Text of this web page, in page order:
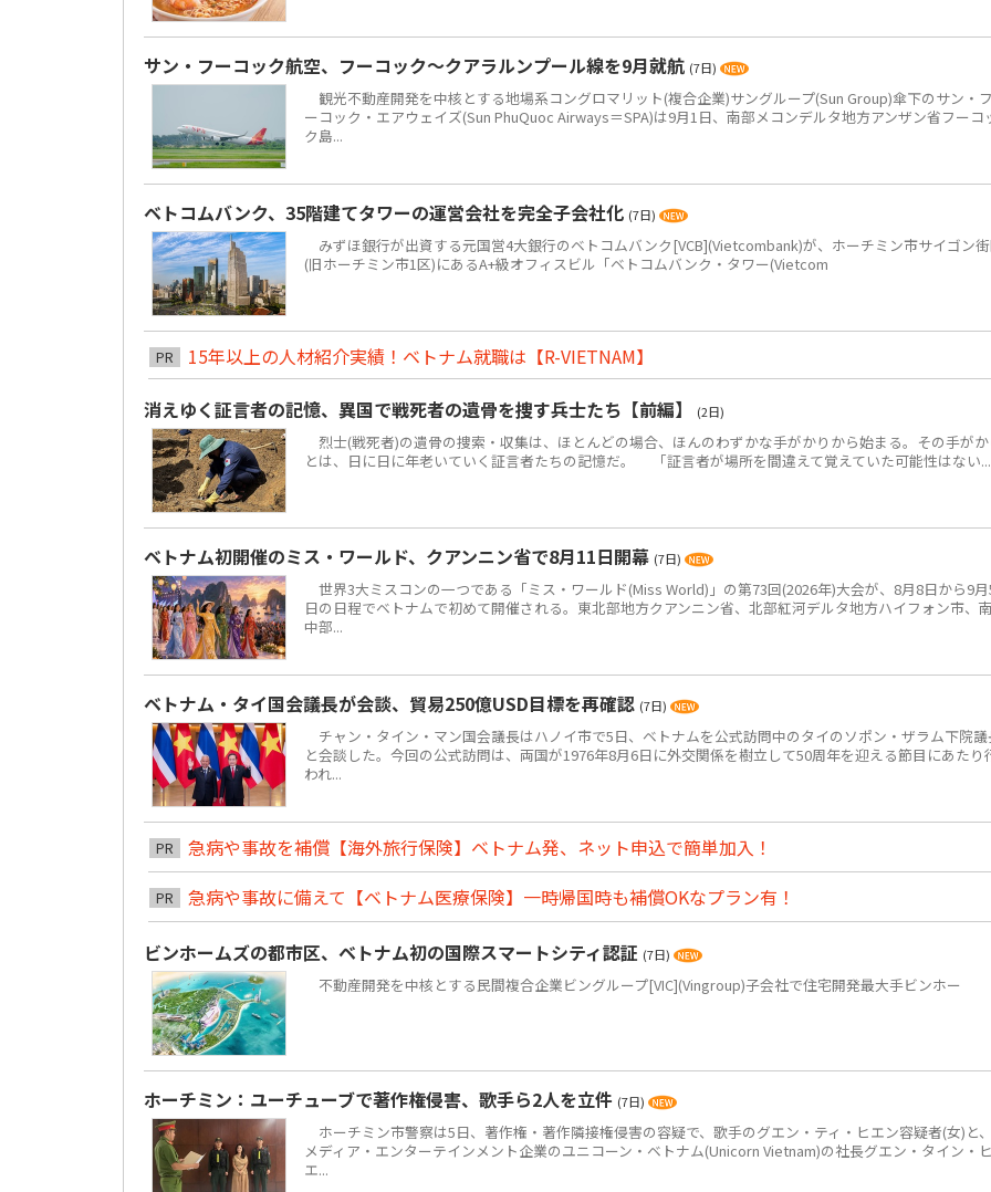
サン・フーコック航空、フーコック～クアラルンプール線を9月就航 (7日)
観光不動産開発を中核とする地場系コングロマリット(複合企業)サングループ(Sun Group)傘下のサン・フ
ーコック・エアウェイズ(Sun PhuQuoc Airways＝SPA)は9月1日、南部メコンデルタ地方アンザン省フーコ
ク島...
ベトコムバンク、35階建てタワーの運営会社を完全子会社化 (7日)
みずほ銀行が出資する元国営4大銀行のベトコムバンク[VCB](Vietcombank)が、ホーチミン市サイゴン
(旧ホーチミン市1区)にあるA+級オフィスビル「ベトコムバンク・タワー(Vietcom
PR
15年以上の人材紹介実績！ベトナム就職は【R-VIETNAM】
消えゆく証言者の記憶、異国で戦死者の遺骨を捜す兵士たち【前編】
(2日)
烈士(戦死者)の遺骨の捜索・収集は、ほとんどの場合、ほんのわずかな手がかりから始まる。その手がか
とは、日に日に年老いていく証言者たちの記憶だ。 「証言者が場所を間違えて覚えていた可能性はない...
ベトナム初開催のミス・ワールド、クアンニン省で8月11日開幕 (7日)
世界3大ミスコンの一つである「ミス・ワールド(Miss World)」の第73回(2026年)大会が、8月8日から9月
日の日程でベトナムで初めて開催される。東北部地方クアンニン省、北部紅河デルタ地方ハイフォン市、南
中部...
ベトナム・タイ国会議長が会談、貿易250億USD目標を再確認 (7日)
チャン・タイン・マン国会議長はハノイ市で5日、ベトナムを公式訪問中のタイのソポン・ザラム下院議
と会談した。今回の公式訪問は、両国が1976年8月6日に外交関係を樹立して50周年を迎える節目にあたり
われ...
PR 急病や事故を補償【海外旅行保険】ベトナム発、ネット申込で簡単加入！
PR 急病や事故に備えて【ベトナム医療保険】一時帰国時も補償OKなプラン有！
ビンホームズの都市区、ベトナム初の国際スマートシティ認証 (7日)
不動産開発を中核とする民間複合企業ビングループ[VIC](Vingroup)子会社で住宅開発最大手ビンホー
ホーチミン：ユーチューブで著作権侵害、歌手ら2人を立件 (7日)
ホーチミン市警察は5日、著作権・著作隣接権侵害の容疑で、歌手のグエン・ティ・ヒエン容疑者(女)と、
メディア・エンターテインメント企業のユニコーン・ベトナム(Unicorn Vietnam)の社長グエン・タイン・ヒ
エ...